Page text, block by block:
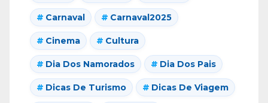
Carnaval Carnaval2025
Cinema Cultura
Dia Dos Namorados Dia Dos Pais
Dicas De Turismo Dicas De Viagem